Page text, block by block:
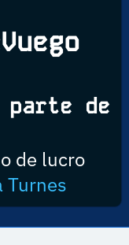
parte de
de lucro
Turnes